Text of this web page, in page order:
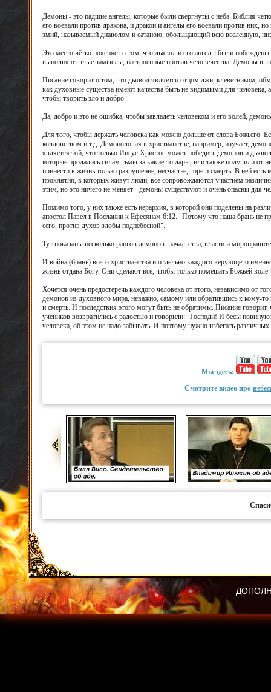
Демоны - это падшие ангелы, которые были свергнуты с неба. Библия
его воевали против дракона, и дракон и ангелы его воевали против них,
змий, называемый диаволом и сатаною, обольщающий всю вселенную,
Это место чётко поясняет о том, что дьявол и его ангелы были
выполняют злые замыслы, настроенные против человечества. Демоны
Писание говорит о том, что дьявол является отцом лжи, клеветником,
как духовные существа имеют качества быть не видимыми для
чтобы творить зло и добро.
Да, добро и это не ошибка, чтобы завладеть человеком и его волей,
Для того, чтобы держать человека как можно дольше от слова Божьего.
колдовством и т.д. Демонология в христианстве, например, изучает,
является той, что только Иисус Христос может победить демонов и
которые продались силам тьмы за какие-то дары, или также получили от
принести в жизнь только разрушение, несчастье, горе и смерть. В ней
проклятия, в которых живут люди, все сопровождаются участием
этим, но это ничего не меняет - демоны существуют и очень опасны для
Помимо того, у них также есть иерархия, в которой они поделены на
апостол Павел в Послании к Ефесянам 6:12. "Потому что наша брань не
сего, против духов злобы поднебесной".
Тут показаны несколько рангов демонов: начальства, власти и
И война (брань) всего христианства и отдельно каждого верующего
жизнь отдана Богу. Они сделают всё, чтобы только помешать Божьей
Хочется очень предостеречь каждого человека от этого, независимо от
демонов из духовного мира, неважно, самому или обратившись к кому-
и смерть. И последствия этого могут быть не обратимы. Писание
учеников возвратились с радостью и говорили: "Господи! И бесы
человека, об этом не надо забывать. И поэтому нужно избегать
Мы здесь:
Смотрите видео про